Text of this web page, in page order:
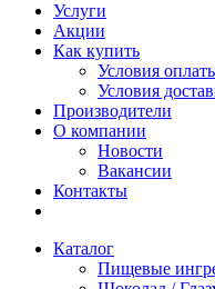
Услуги
Акции
Как купить
Условия
Условия
Производители
О компании
Новости
Вакансии
Контакты
Каталог
Пищевые